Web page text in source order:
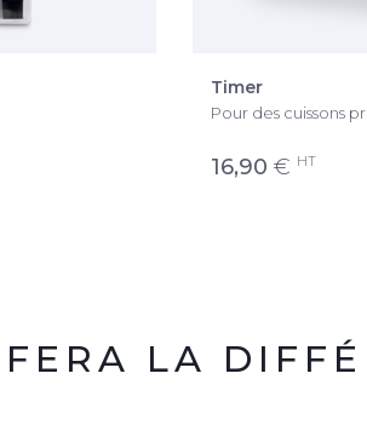
Timer
Pour des cuissons
16,90 € HT
LA